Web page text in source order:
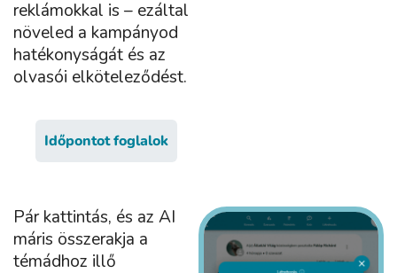
reklámokkal is – ezáltal
növeled a kampányod
hatékonyságát és az
olvasói elköteleződést.
Időpontot foglalok
Pár kattintás, és az AI
máris összerakja a
témádhoz illő